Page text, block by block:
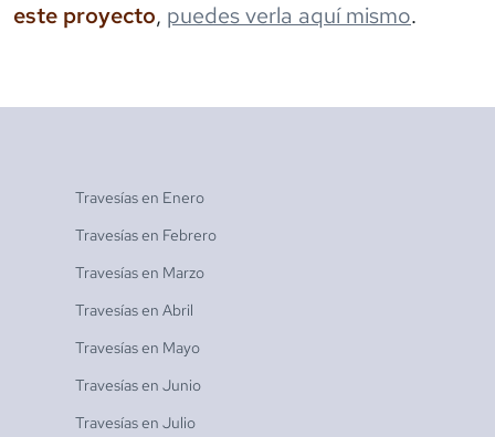
este proyecto, puedes verla aquí mismo.
Travesías en Enero
Travesías en Febrero
Travesías en Marzo
Travesías en Abril
Travesías en Mayo
Travesías en Junio
Travesías en Julio